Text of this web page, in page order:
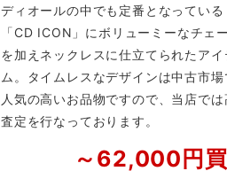
ディオールの中でも定番となっている
「CD ICON」にボリューミーなチェ
を加えネックレスに仕立てられたアイ
ム。タイムレスなデザインは中古市場
人気の高いお品物ですので、当店では
査定を行なっております。
～62,000円